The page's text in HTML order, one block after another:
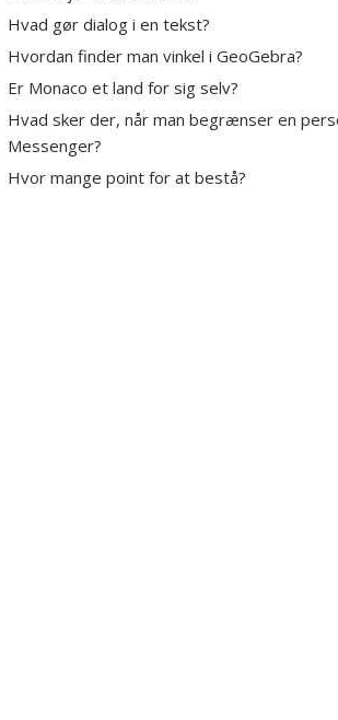
Hvad gør dialog i en tekst?
Hvordan finder man vinkel i GeoGebra?
Er Monaco et land for sig selv?
Hvad sker der, når man begrænser en
Messenger?
Hvor mange point for at bestå?